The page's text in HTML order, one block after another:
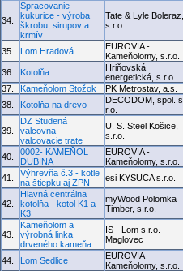
34.
Spracovanie
kukurice - výroba
škrobu, sirupov a
krmív
Tate & Lyle Boleraz,
s.r.o.
35. Lom Hradová
EUROVIA -
Kameňolomy, s.r.o.
36. Kotolňa
Hriňovská
energetická, s.r.o.
37.
Kameňolom Stožok PK Metrostav, a.s.
38.
Kotolňa na drevo
DECODOM, spol. s
r.o.
39.
DZ Studená
valcovna -
valcovacie trate
U. S. Steel Košice,
s.r.o.
40.
0002- KAMEŇOL
DUBINA
EUROVIA -
Kameňolomy, s.r.o.
41.
Výhrevňa č.3 - kotle
na štiepku aj ZPN
esi KYSUCA s.r.o.
42.
Hlavná centrálna
kotolňa - kotol K1 a
K3
myWood Polomka
Timber, s.r.o.
43.
Kameňolom a
výrobná linka
drveného kameňa
IS - Lom s.r.o.
Maglovec
44. Lom Sedlice
EUROVIA -
Kameňolomy, s.r.o.